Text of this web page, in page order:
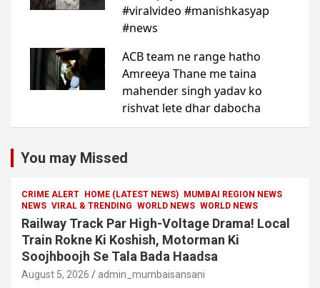
You may Missed
CRIME ALERT HOME (LATEST NEWS)
MUMBAI REGION NEWS
NEWS VIRAL & TRENDING WORLD NEWS WORLD NEWS
Railway Track Par High-Voltage Drama! Local
Train Rokne Ki Koshish, Motorman Ki
Soojhboojh Se Tala Bada Haadsa
August 5, 2026 admin_mumbaisansani